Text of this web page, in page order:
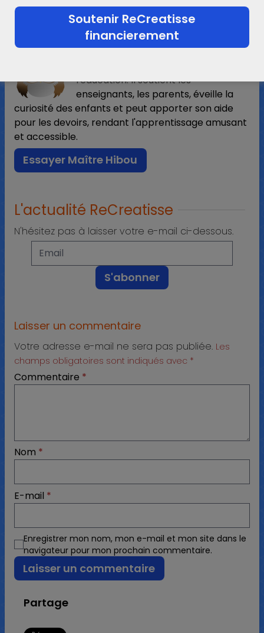
Découvrez Maître Hibou
Rencontrez Maître Hibou, une
l'éducation. Il soutient les
enseignants, les parents, éveille la
curiosité des enfants et peut apporter son aide
pour les devoirs, rendant l'apprentissage amusant
et accessible.
Essayer Maître Hibou
L'actualité ReCreatisse
N'hésitez pas à laisser votre e-mail ci-dessous.
Laisser un commentaire
Votre adresse e-mail ne sera pas publiée. Les
champs obligatoires sont indiqués avec *
Commentaire *
Nom *
E-mail *
Enregistrer mon nom, mon e-mail et mon site dans le
navigateur pour mon prochain commentaire.
Partage
Soutenir ReCreatisse
financierement